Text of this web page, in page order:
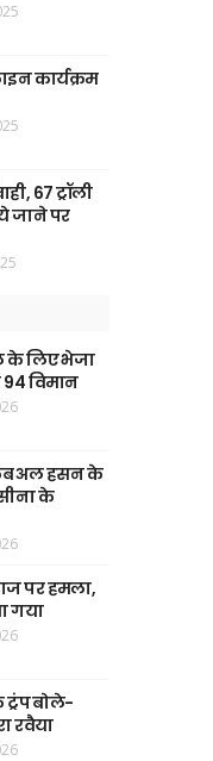
कार्यक्रम
67 ट्रॉली
जाने पर
के लिए भेजा
94 विमान
अल हसन के
के
पर हमला,
गया
बोले-
रवैया